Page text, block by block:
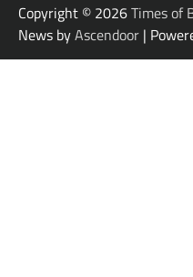
Copyright © 2026Times of
News byAscendoor |